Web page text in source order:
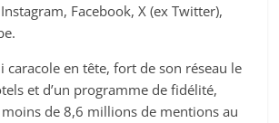
Facebook, X (ex Twitter),
caracole en tête, fort de son réseau le
et d’un programme de fidélité,
de 8,6 millions de mentions au